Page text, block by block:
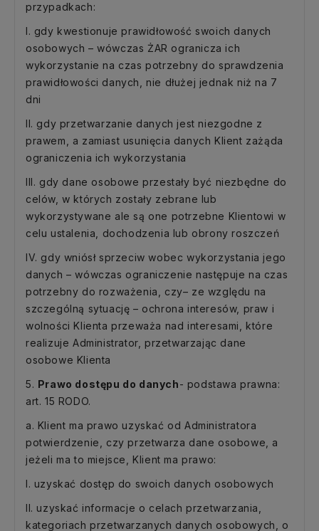
przypadkach:
I. gdy kwestionuje prawidłowość swoich danych
osobowych – wówczas ŻAR ogranicza ich
wykorzystanie na czas potrzebny do sprawdzenia
prawidłowości danych, nie dłużej jednak niż na 7
dni
II. gdy przetwarzanie danych jest niezgodne z
prawem, a zamiast usunięcia danych Klient zażąda
ograniczenia ich wykorzystania
III. gdy dane osobowe przestały być niezbędne do
celów, w których zostały zebrane lub
wykorzystywane ale są one potrzebne Klientowi w
celu ustalenia, dochodzenia lub obrony roszczeń
IV. gdy wniósł sprzeciw wobec wykorzystania jego
danych – wówczas ograniczenie następuje na czas
potrzebny do rozważenia, czy– ze względu na
szczególną sytuację – ochrona interesów, praw i
wolności Klienta przeważa nad interesami, które
realizuje Administrator, przetwarzając dane
osobowe Klienta
5. Prawo dostępu do danych- podstawa prawna:
art. 15 RODO.
a. Klient ma prawo uzyskać od Administratora
potwierdzenie, czy przetwarza dane osobowe, a
jeżeli ma to miejsce, Klient ma prawo:
I. uzyskać dostęp do swoich danych osobowych
II. uzyskać informacje o celach przetwarzania,
kategoriach przetwarzanych danych osobowych, o